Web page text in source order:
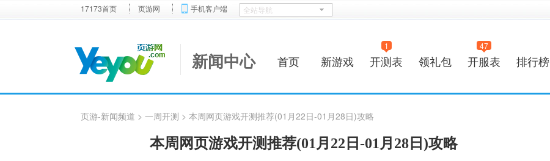
17173首页 页游网 手机客户端
新闻中心 首页 新游戏 开测表
1
领礼包 开服表
47
排行榜
页游-新闻频道 > 一周开测 > 本周网页游戏开测推荐(01月22日-01月28日)攻略
本周网页游戏开测推荐(01月22日-01月28日)攻略